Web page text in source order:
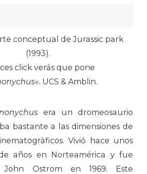
conceptual de Jurassic park
(1993).
click verás que pone
«. UCS & Amblin.
era un dromeosaurio
bastante a las dimensiones de
Vivió hace unos
años en Norteamérica y fue
Ostrom en 1969. Este